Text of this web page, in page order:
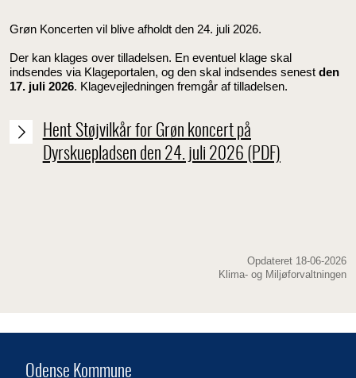
Grøn Koncerten vil blive afholdt den 24. juli 2026.
Der kan klages over tilladelsen. En eventuel klage skal
indsendes via Klageportalen, og den skal indsendes senest den
17. juli 2026. Klagevejledningen fremgår af tilladelsen.
Hent Støjvilkår for Grøn koncert på
Dyrskuepladsen den 24. juli 2026 (PDF)
Opdateret 18-06-2026
Klima- og Miljøforvaltningen
Odense Kommune